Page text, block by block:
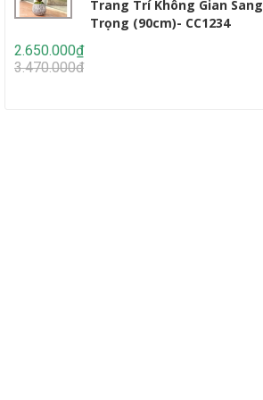
Trang Trí Không Gian Sang
Trọng (90cm)- CC1234
2.650.000₫
3.470.000₫